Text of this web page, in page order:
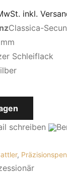
inkl.
Classica-
Schleiflack
schreiben
,